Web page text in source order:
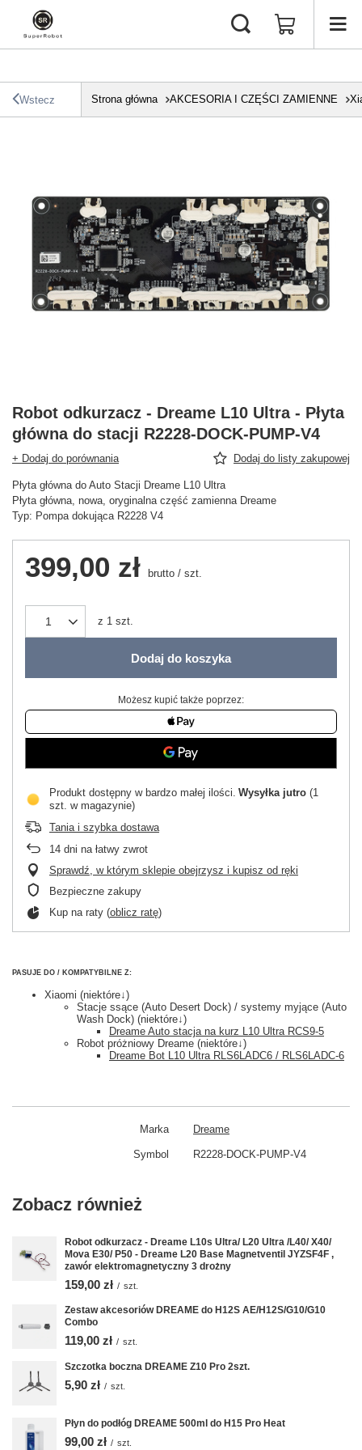
Wstecz Strona główna AKCESORIA I CZĘŚCI ZAMIENNE
Robot odkurzacz - Dreame L10 Ultra - Płyta
główna do stacji R2228-DOCK-PUMP-V4
+ Dodaj do porównania Dodaj do listy zakupowej
Płyta główna do Auto Stacji Dreame L10 Ultra
Płyta główna, nowa, oryginalna część zamienna Dreame
Typ: Pompa dokująca R2228 V4
399,00 zł brutto / szt.
z 1 szt.
Dodaj do koszyka
Możesz kupić także poprzez:
Produkt dostępny w bardzo małej ilości Wysyłka jutro (1
szt. w magazynie)
Tania i szybka dostawa
14 dni na łatwy zwrot
Sprawdź, w którym sklepie obejrzysz i kupisz od ręki
Bezpieczne zakupy
Kup na raty (oblicz ratę)
PASUJE DO / KOMPATYBILNE Z:
Xiaomi (niektóre↓)
Stacje ssące (Auto Desert Dock) / systemy myjące (Auto
Wash Dock) (niektóre↓)
Dreame Auto stacja na kurz L10 Ultra RCS9-5
Robot próżniowy Dreame (niektóre↓)
Dreame Bot L10 Ultra RLS6LADC6 / RLS6LADC-6
Marka Dreame
Symbol R2228-DOCK-PUMP-V4
Zobacz również
Robot odkurzacz - Dreame L10s Ultra/ L20 Ultra /L40/ X40/
Mova E30/ P50 - Dreame L20 Base Magnetventil JYZSF4F ,
zawór elektromagnetyczny 3 drożny
159,00 zł / szt.
Zestaw akcesoriów DREAME do H12S AE/H12S/G10/G10
Combo
119,00 zł / szt.
Szczotka boczna DREAME Z10 Pro 2szt.
5,90 zł / szt.
Płyn do podłóg DREAME 500ml do H15 Pro Heat
99,00 zł / szt.